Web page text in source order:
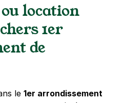
location
1er
de
le 1er arrondissement